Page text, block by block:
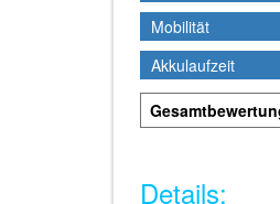
Mobilität
Mobilität
Akkulaufzeit
Akkulaufzeit
Details: